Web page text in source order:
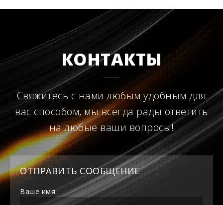
КОНТАКТЫ
Свяжитесь с нами любым удобным для
вас способом, мы всегда рады ответить
на любые ваши вопросы!
ОТПРАВИТЬ СООБЩЕНИЕ
Ваше имя